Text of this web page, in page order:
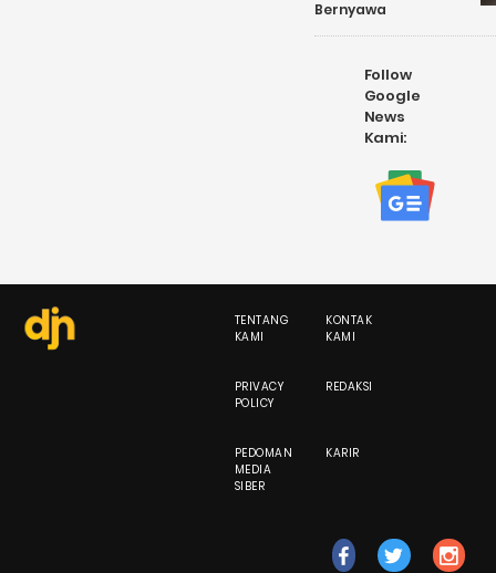
Bernyawa
Follow
Google
News
Kami:
TENTANG
KAMI
KONTAK
KAMI
PRIVACY
POLICY
REDAKSI
PEDOMAN
MEDIA
SIBER
KARIR